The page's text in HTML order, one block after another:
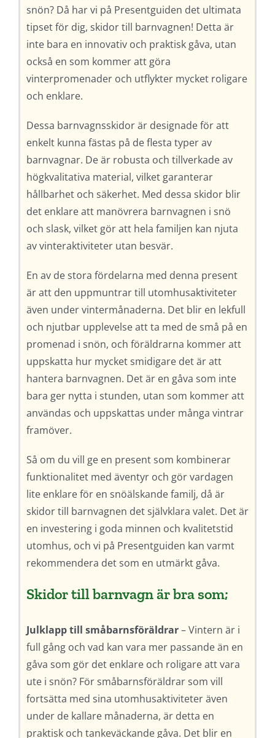
snön? Då har vi på Presentguiden det ultimata
tipset för dig, skidor till barnvagnen! Detta är
inte bara en innovativ och praktisk gåva, utan
också en som kommer att göra
vinterpromenader och utflykter mycket roligare
och enklare.
Dessa barnvagnsskidor är designade för att
enkelt kunna fästas på de flesta typer av
barnvagnar. De är robusta och tillverkade av
högkvalitativa material, vilket garanterar
hållbarhet och säkerhet. Med dessa skidor blir
det enklare att manövrera barnvagnen i snö
och slask, vilket gör att hela familjen kan njuta
av vinteraktiviteter utan besvär.
En av de stora fördelarna med denna present
är att den uppmuntrar till utomhusaktiviteter
även under vintermånaderna. Det blir en lekfull
och njutbar upplevelse att ta med de små på en
promenad i snön, och föräldrarna kommer att
uppskatta hur mycket smidigare det är att
hantera barnvagnen. Det är en gåva som inte
bara ger nytta i stunden, utan som kommer att
användas och uppskattas under många vintrar
framöver.
Så om du vill ge en present som kombinerar
funktionalitet med äventyr och gör vardagen
lite enklare för en snöälskande familj, då är
skidor till barnvagnen det självklara valet. Det är
en investering i goda minnen och kvalitetstid
utomhus, och vi på Presentguiden kan varmt
rekommendera det som en utmärkt gåva.
Skidor till barnvagn är bra som;
Julklapp till småbarnsföräldrar– Vintern är i
full gång och vad kan vara mer passande än en
gåva som gör det enklare och roligare att vara
ute i snön? För småbarnsföräldrar som vill
fortsätta med sina utomhusaktiviteter även
under de kallare månaderna, är detta en
praktisk och tankeväckande gåva. Det blir en